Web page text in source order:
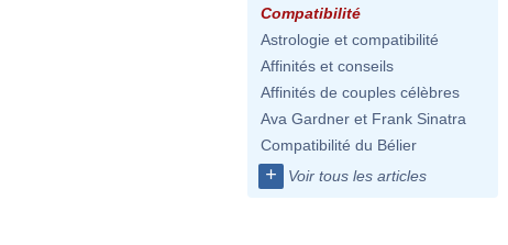
Compatibilité
Astrologie et compatibilité
Affinités et conseils
Affinités de couples célèbres
Ava Gardner et Frank Sinatra
Compatibilité du Bélier
+ Voir tous les articles